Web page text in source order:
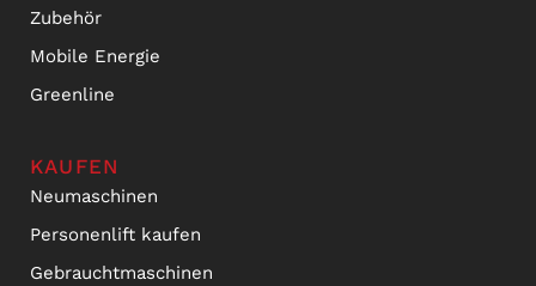
Zubehör
Mobile Energie
Greenline
KAUFEN
Neumaschinen
Personenlift kaufen
Gebrauchtmaschinen